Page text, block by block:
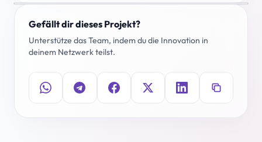
Gefällt dir dieses Projekt?
Unterstütze das Team, indem du die Innovation in
deinem Netzwerk teilst.